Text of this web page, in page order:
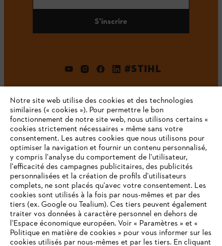
S'inscrire
#STIHL
L'Entreprise
STIHL FAQ
Contact
Notre site web utilise des cookies et des technologies
similaires (« cookies »). Pour permettre le bon
fonctionnement de notre site web, nous utilisons certains «
cookies strictement nécessaires » même sans votre
consentement. Les autres cookies que nous utilisons pour
optimiser la navigation et fournir un contenu personnalisé,
y compris l'analyse du comportement de l'utilisateur,
l'efficacité des campagnes publicitaires, des publicités
personnalisées et la création de profils d'utilisateurs
complets, ne sont placés qu'avec votre consentement. Les
cookies sont utilisés à la fois par nous-mêmes et par des
tiers (ex. Google ou Tealium). Ces tiers peuvent également
traiter vos données à caractère personnel en dehors de
l’Espace économique européen. Voir « Paramètres » et «
Politique en matière de cookies » pour vous informer sur les
cookies utilisés par nous-mêmes et par les tiers. En cliquant